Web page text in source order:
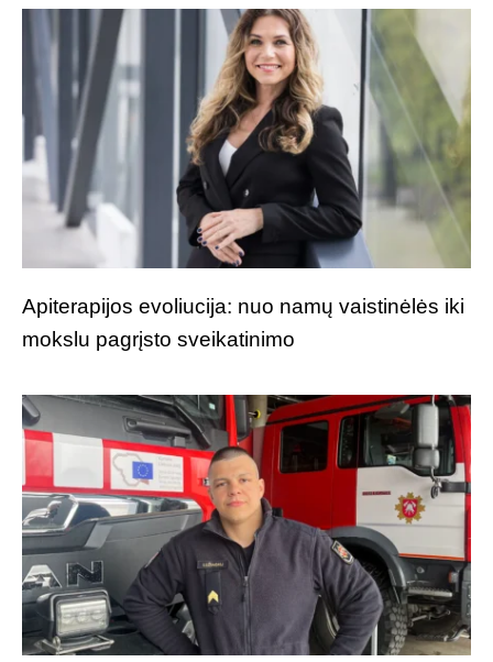
Apiterapijos evoliucija: nuo namų vaistinėlės iki
mokslu pagrįsto sveikatinimo